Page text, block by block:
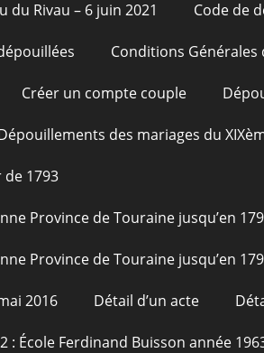
du Rivau – 6 juin 2021 Code de
Conditions Générales
Créer un compte couple
des mariages du
de 1793
Province de Touraine jusqu’en
Province de Touraine jusqu’en
2016 Détail d’un acte
: École Ferdinand Buisson année